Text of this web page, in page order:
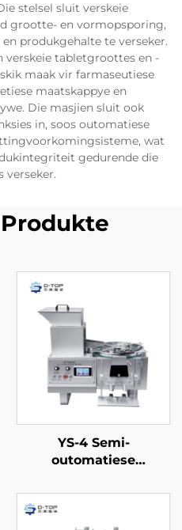
stelsel sluit verskeie
grootte- en vormopsporing,
produkgehalte te verseker.
verskeie tabletgroottes en -
maak vir farmaseutiese
maatskappye en
Die masjien sluit ook
in, soos outomatiese
wat
gedurende die
verseker.
YS-4 Semi-
outomatiese